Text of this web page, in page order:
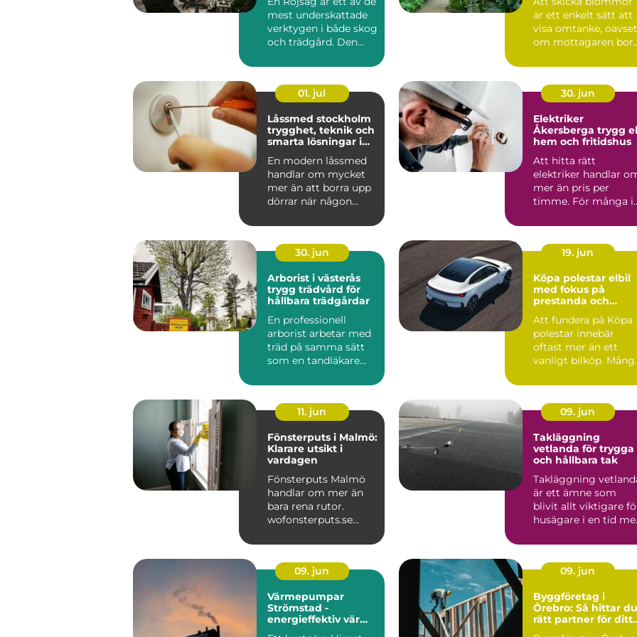
mest underskattade
verktygen i både skog
och trädgård. Den
är ett enkelt sätt att
visa omtanke,
om mottagaren bor
01. jul
Låssmed stockholm
trygghet, teknik och
smarta lösningar i
En modern låssmed
handlar om mycket
mer än att borra upp
dörrar när någon
arbe...
30. jun
Elektriker
Åkersberga trygg el i
hem och fritidshus
Att hitta rätt
elektriker handlar
mer än pris per
timme. För många i
förutsät...
30. jun
Arborist i västerås
trygg trädvård för
hållbara trädgårdar
En professionell
arborist arbetar med
träd på samma sätt
som en tandläkare
tid...
19. jun
Köpa polestar elbil
med fokus på
prestanda och
Att fundera på Köpa
polestar innebär
oftast mer än ett
vanligt bilköp.
...
11. jun
Fönsterputs i Malmö:
Klarare utsikt i
vardagen
Fönsterputs Malmö
handlar om mer än
bara rena rutor.
wofonsterputs.se
09. jun
Takläggning
vetlanda för trygga
och hållbara tak
Takläggning
är ett ämne som
blivit allt viktigare
husägare i en tid
09. jun
Värmepumpar
Strömstad -
energieffektiv värme
09. jun
Byggföretag i
Örebro: Så hittar du
rätt partner för ditt